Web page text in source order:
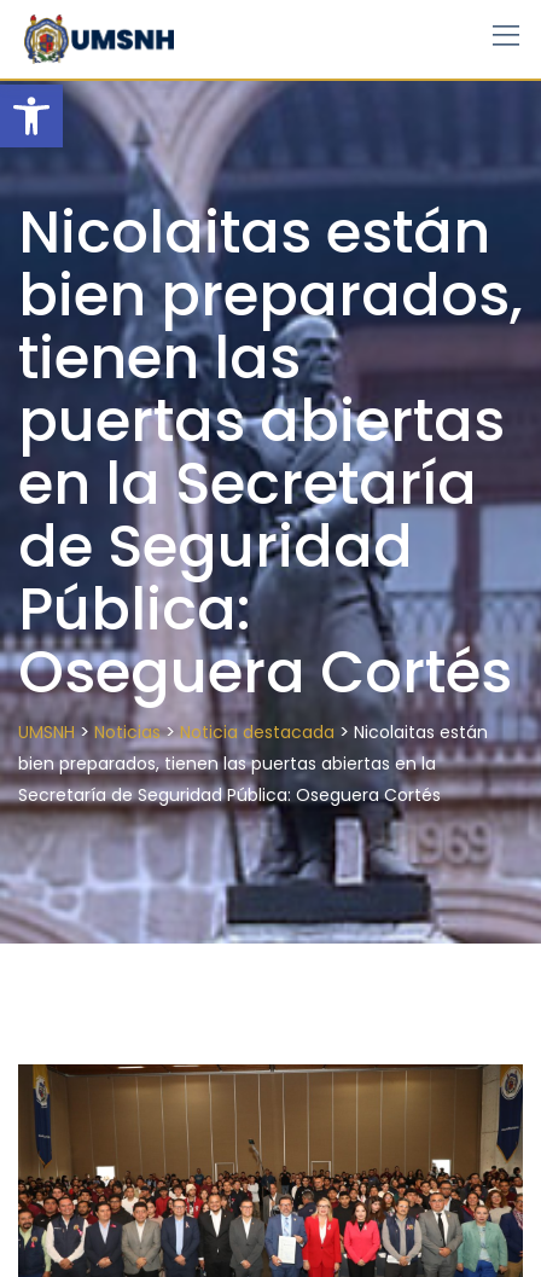
Open toolbar
Skip
content
Nicolaitas están
bien preparados,
tienen las
puertas abiertas
en la Secretaría
de Seguridad
Pública:
Oseguera Cortés
UMSNH> Noticias>Noticia destacada > Nicolaitas están
bien preparados, tienen las puertas abiertas en la
Secretaría de Seguridad Pública: Oseguera Cortés